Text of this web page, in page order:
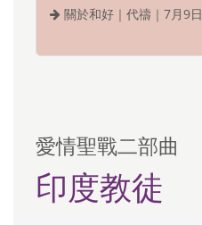
關於和好｜代禱｜7月9日
愛情聖戰二部曲
印度教徒